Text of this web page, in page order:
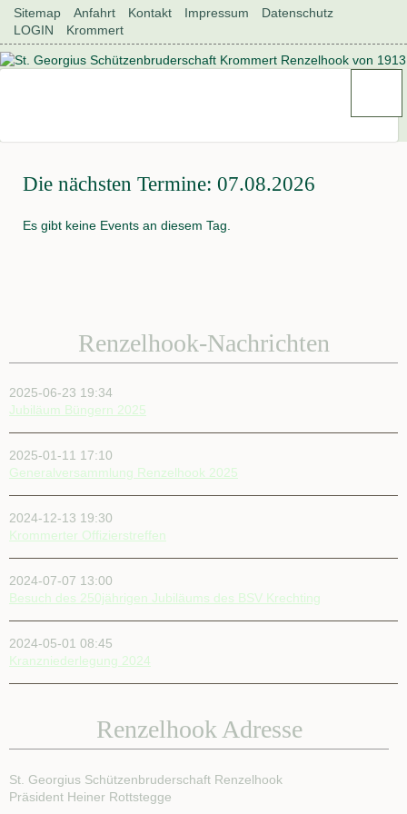
Navigation
überspringen
Sitemap Anfahrt Kontakt Impressum
Datenschutz
LOGIN
Krommert
Die nächsten Termine: 07.08.2026
Es gibt keine Events an diesem Tag.
Renzelhook-Nachrichten
2025-06-23 19:34
Jubiläum Büngern 2025
2025-01-11 17:10
Generalversammlung Renzelhook 2025
2024-12-13 19:30
Krommerter Offizierstreffen
2024-07-07 13:00
Besuch des 250jährigen Jubiläums des BSV Krechting
2024-05-01 08:45
Kranzniederlegung 2024
Renzelhook Adresse
St. Georgius Schützenbruderschaft Renzelhook
Präsident Heiner Rottstegge